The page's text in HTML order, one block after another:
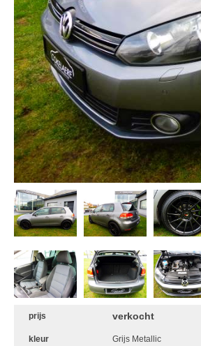
prijs verkocht
kleur Grijs Metallic